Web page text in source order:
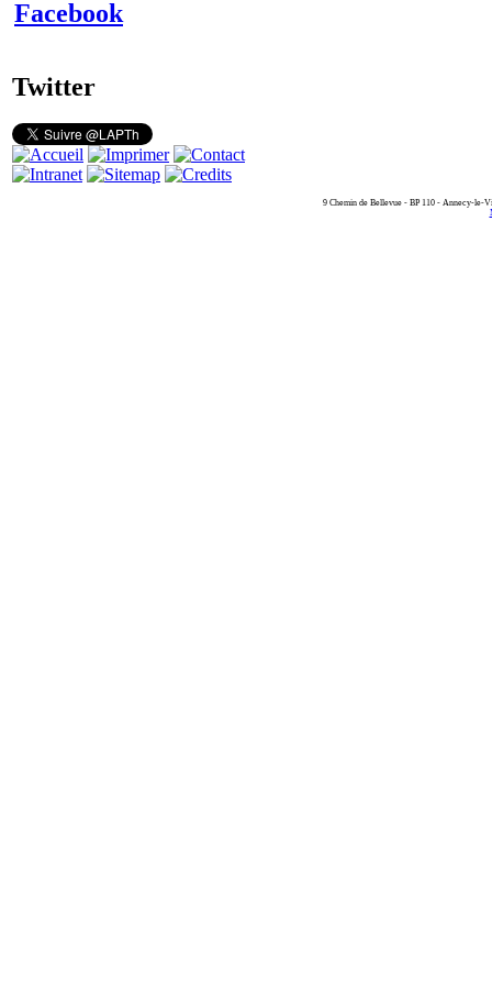
Facebook
Twitter
9 Chemin de Bellevue - BP 110 - Annecy-le-